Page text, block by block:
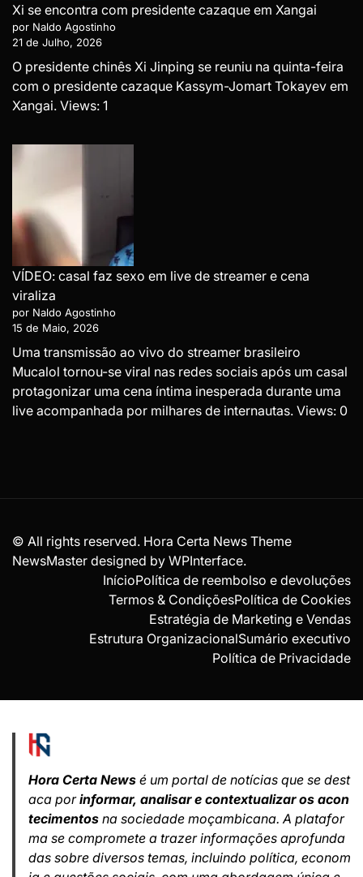
Xi se encontra com presidente cazaque em Xangai
por Naldo Agostinho
21 de Julho, 2026
O presidente chinês Xi Jinping se reuniu na quinta-feira
com o presidente cazaque Kassym-Jomart Tokayev em
Xangai. Views: 1
VÍDEO: casal faz sexo em live de streamer e cena
viraliza
por Naldo Agostinho
15 de Maio, 2026
Uma transmissão ao vivo do streamer brasileiro
Mucalol tornou-se viral nas redes sociais após um casal
protagonizar uma cena íntima inesperada durante uma
live acompanhada por milhares de internautas. Views: 0
© All rights reserved. Hora Certa News Theme
NewsMaster designed by WPInterface.
InícioPolítica de reembolso e devoluções
Termos & CondiçõesPolítica de Cookies
Estratégia de Marketing e Vendas
Estrutura OrganizacionalSumário executivo
Política de Privacidade
Hora Certa News é um portal de notícias que se dest
aca porinformar, analisar e contextualizar os acon
tecimentos na sociedade moçambicana. A platafor
ma se compromete a trazer informações aprofunda
das sobre diversos temas, incluindo política, econom